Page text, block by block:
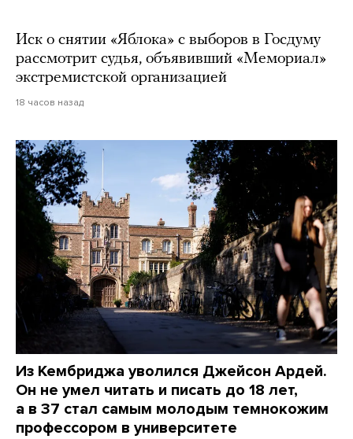
Иск о снятии «Яблока» с выборов в Госдуму
рассмотрит судья, объявивший «Мемориал»
экстремистской организацией
18 часов назад
Из Кембриджа уволился Джейсон Ардей.
Он не умел читать и писать до 18 лет,
а в 37 стал самым молодым темнокожим
профессором в университете